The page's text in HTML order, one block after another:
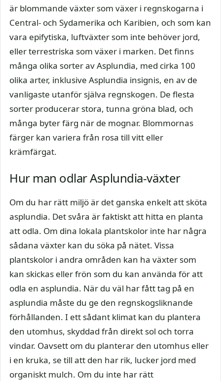
är blommande växter som växer i regnskogarna i
Central- och Sydamerika och Karibien, och som kan
vara epifytiska, luftväxter som inte behöver jord,
eller terrestriska som växer i marken. Det finns
många olika sorter av Asplundia, med cirka 100
olika arter, inklusive Asplundia insignis, en av de
vanligaste utanför själva regnskogen. De flesta
sorter producerar stora, tunna gröna blad, och
många byter färg när de mognar. Blommornas
färger kan variera från rosa till vitt eller
krämfärgat.
Hur man odlar Asplundia-växter
Om du har rätt miljö är det ganska enkelt att sköta
asplundia. Det svåra är faktiskt att hitta en planta
att odla. Om dina lokala plantskolor inte har några
sådana växter kan du söka på nätet. Vissa
plantskolor i andra områden kan ha växter som
kan skickas eller frön som du kan använda för att
odla en asplundia. När du väl har fått tag på en
asplundia måste du ge den regnskogsliknande
förhållanden. I ett sådant klimat kan du plantera
den utomhus, skyddad från direkt sol och torra
vindar. Oavsett om du planterar den utomhus eller
i en kruka, se till att den har rik, lucker jord med
organiskt mulch. Om du inte har rätt